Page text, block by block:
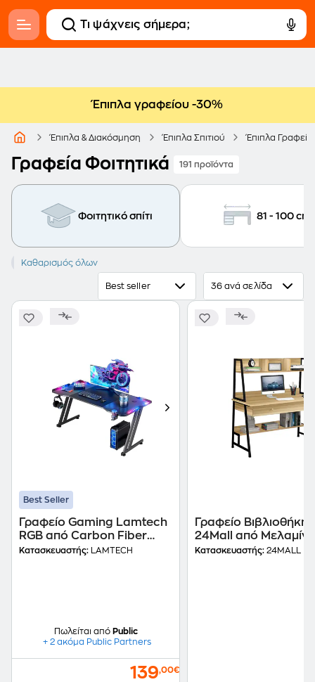
Έπιπλα γραφείου -30%
Έπιπλα & Διακόσμηση Έπιπλα Σπιτιού Έπιπλα
Γραφεία Φοιτητικά 191 προϊόντα
Φοιτητικό σπίτι 81 - 100 cm
Φοιτητικό σπίτι
Καθαρισμός όλων
Best seller 36 ανά σελίδα
Best Seller
Γραφείο Gaming Lamtech
RGB από Carbon Fiber
140x60x75cm - Μαύρο
Κατασκευαστής: LAMTECH
Πωλείται από Public
+ 2 ακόμα Public Partners
139,00€
Γραφείο Βιβλιοθήκη
24Mall από Μελαμίνη
120x48cm -
Κατασκευαστής: 24MALL